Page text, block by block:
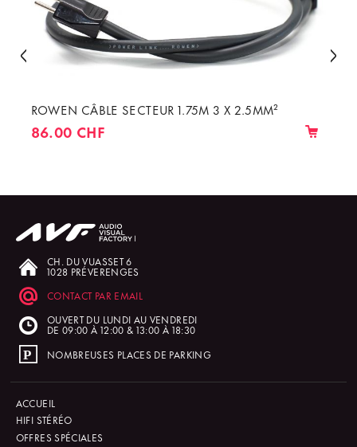
ROWEN CÂBLE SECTEUR 1.75M 3 X 2.5MM²
86.00 CHF
CH. DU VUASSET 6
1028 PRÉVERENGES
CONTACT PAR EMAIL
OUVERT DU LUNDI AU VENDREDI
DE 09:00 À 12:00 & 13:00 À 18:30
NOMBREUSES PLACES DE PARKING
ACCUEIL
HIFI STÉRÉO
OFFRES SPÉCIALES